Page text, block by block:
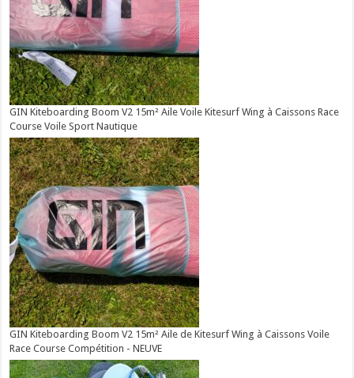
GIN Kiteboarding Boom V2 15m² Aile Voile Kitesurf Wing à Caissons Race
Course Voile Sport Nautique
GIN Kiteboarding Boom V2 15m² Aile de Kitesurf Wing à Caissons Voile
Race Course Compétition - NEUVE